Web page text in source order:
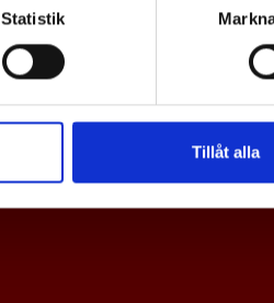
Statistik
Tillåt alla
Källan ska uppges,
fotografens/
Gjuteriföreningen
företagets namn.